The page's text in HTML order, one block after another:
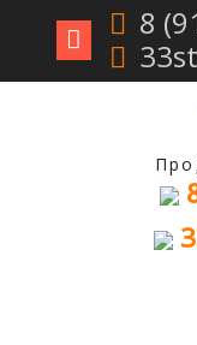
Перейти
8